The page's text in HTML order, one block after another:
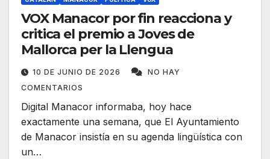
VOX Manacor por fin reacciona y
critica el premio a Joves de
Mallorca per la Llengua
10 DE JUNIO DE 2026
NO HAY
COMENTARIOS
Digital Manacor informaba, hoy hace
exactamente una semana, que El Ayuntamiento
de Manacor insistía en su agenda lingüística con
un…